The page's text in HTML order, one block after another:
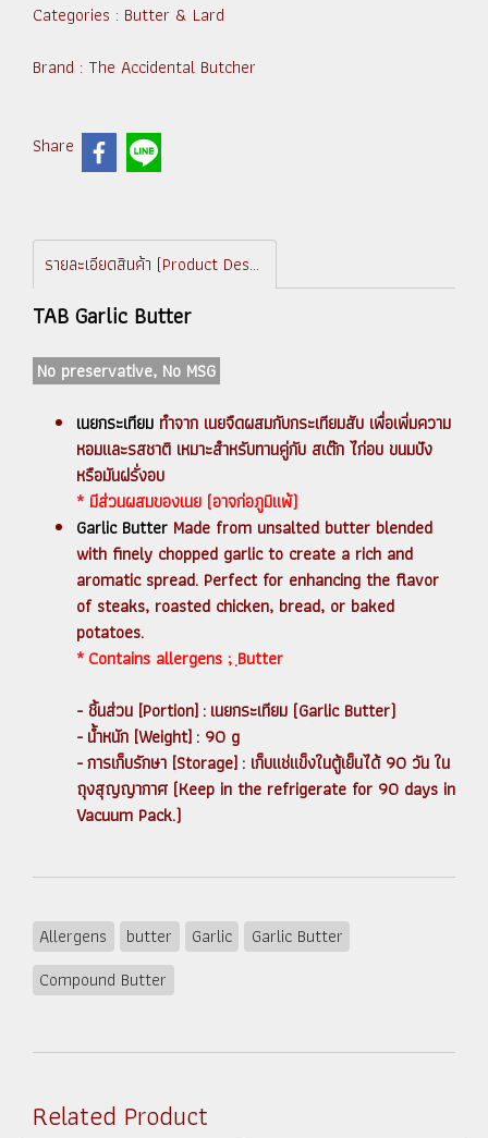
Categories : Butter & Lard
Brand : The Accidental Butcher
Share
รายละเอียดสินค้า (Product Description)
TAB Garlic Butter
No preservative, No MSG
เนยกระเทียม ทำจาก เนยจืดผสมกับกระเทียมสับ เพื่อเพิ่มความ
หอมและรสชาติ เหมาะสำหรับทานคู่กับ สเต๊ก ไก่อบ ขนมปัง
หรือมันฝรั่งอบ
* มีส่วนผสมของเนย (อาจก่อภูมิแพ้)
Garlic Butter Made from unsalted butter blended
with finely chopped garlic to create a rich and
aromatic spread. Perfect for enhancing the flavor
of steaks, roasted chicken, bread, or baked
potatoes.
* Contains allergens ; ฺButter
- ชิ้นส่วน [Portion] : เนยกระเทียม (Garlic Butter)
- น้ำหนัก [Weight] : 90 g
- การเก็บรักษา [Storage] : เก็บแช่แข็งในตู้เย็นได้ 90 วัน ใน
ถุงสุญญากาศ (Keep in the refrigerate for 90 days in
Vacuum Pack.)
Allergens butter Garlic
Garlic Butter
Compound Butter
Related Product